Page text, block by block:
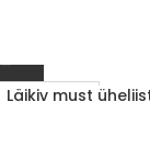
1-3 d.d.
Läikiv must